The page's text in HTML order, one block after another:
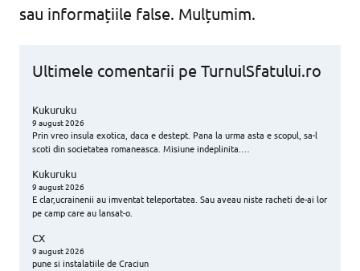
sau informațiile false. Mulțumim.
Ultimele comentarii pe TurnulSfatului.ro
Kukuruku
9 august 2026
Prin vreo insula exotica, daca e destept. Pana la urma asta e scopul, sa-l
scoti din societatea romaneasca. Misiune indeplinita.…
Kukuruku
9 august 2026
E clar,ucrainenii au imventat teleportatea. Sau aveau niste racheti de-ai lor
pe camp care au lansat-o.
CX
9 august 2026
pune si instalatiile de Craciun